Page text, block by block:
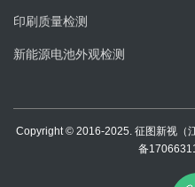
印刷质量检测
新能源电池外观检测
Copyright © 2016-2025. 征图新视（
备